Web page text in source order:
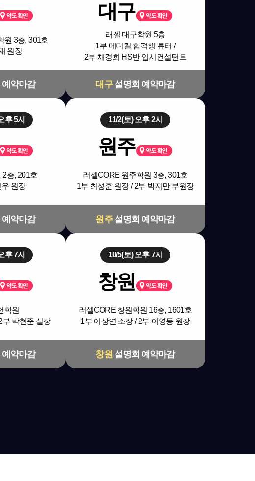
원 3층, 301호
원장
약마감
대구
러셀 대구학원 5층
1부 메디컬 합격생 튜터 /
2부 채경희 HS반 입시컨설턴트
대구설명회 예약마감
후 5시
2층, 201호
우 원장
약마감
11/2(토) 오후 2시
원주
러셀CORE 원주학원 3층, 301호
1부 최성훈 원장 / 2부 박지만 부원장
원주설명회 예약마감
후 7시
학원
부 박현준 실장
예약마감
10/5(토) 오후 7시
창원
러셀CORE 창원학원 16층, 1601호
1부 이상연 소장 / 2부 이영동 원장
창원 설명회 예약마감